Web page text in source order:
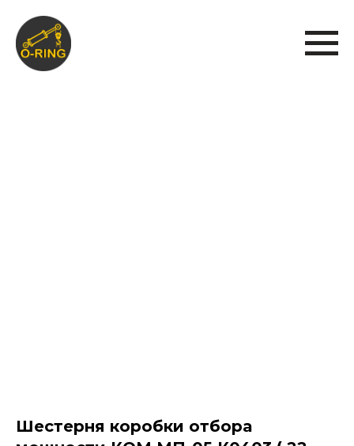
Шестерня коробки отбора